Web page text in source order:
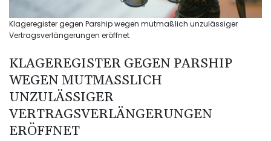
Klageregister gegen Parship wegen mutmaßlich unzulässiger
Vertragsverlängerungen eröffnet
KLAGEREGISTER GEGEN PARSHIP
WEGEN MUTMASSLICH U
NZULÄSSIGER V
ERTRAGSVERLÄNGERUNGEN E
RÖFFNET